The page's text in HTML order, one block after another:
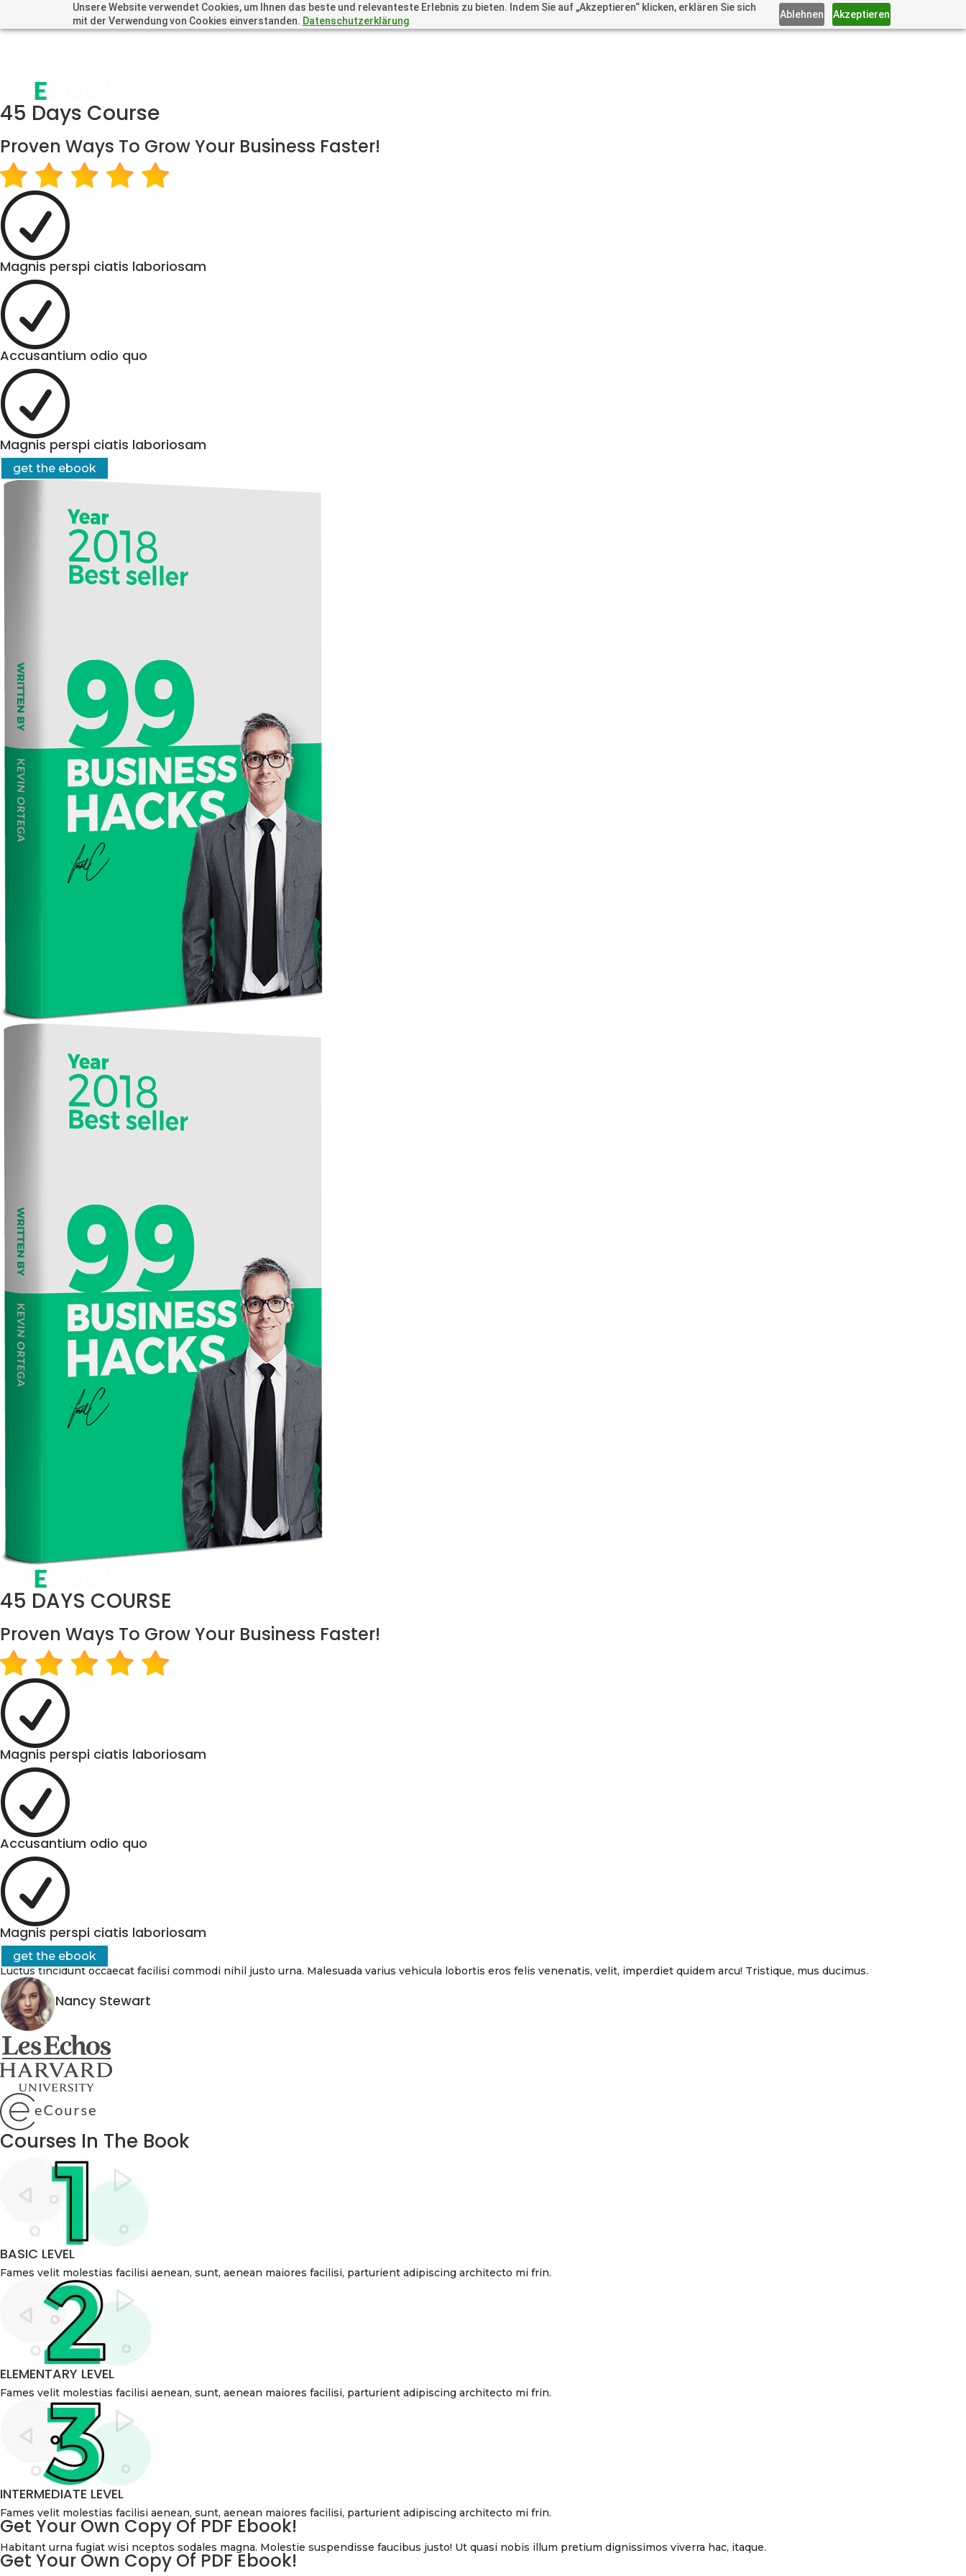
Unsere Website verwendet Cookies, um Ihnen das beste und relevanteste Erlebnis zu bieten. Indem Sie auf „Akzeptieren“ klicken, erklären Sie sich
mit der Verwendung von Cookies einverstanden. Datenschutzerklärung
Ablehnen Akzeptieren
45 Days Course
Proven Ways To Grow Your Business Faster!
R
Magnis perspi ciatis laboriosam
R
Accusantium odio quo
R
Magnis perspi ciatis laboriosam
get the ebook
45 DAYS COURSE
Proven Ways To Grow Your Business Faster!
R
Magnis perspi ciatis laboriosam
R
Accusantium odio quo
R
Magnis perspi ciatis laboriosam
get the ebook
Luctus tincidunt occaecat facilisi commodi nihil justo urna. Malesuada varius vehicula lobortis eros felis venenatis, velit, imperdiet quidem arcu! Tristique, mus ducimus.
Nancy Stewart
Courses In The Book
BASIC LEVEL
Fames velit molestias facilisi aenean, sunt, aenean maiores facilisi, parturient adipiscing architecto mi frin.
ELEMENTARY LEVEL
Fames velit molestias facilisi aenean, sunt, aenean maiores facilisi, parturient adipiscing architecto mi frin.
INTERMEDIATE LEVEL
Fames velit molestias facilisi aenean, sunt, aenean maiores facilisi, parturient adipiscing architecto mi frin.
Get Your Own Copy Of PDF Ebook!
Habitant urna fugiat wisi nceptos sodales magna. Molestie suspendisse faucibus justo! Ut quasi nobis illum pretium dignissimos viverra hac, itaque.
Get Your Own Copy Of PDF Ebook!